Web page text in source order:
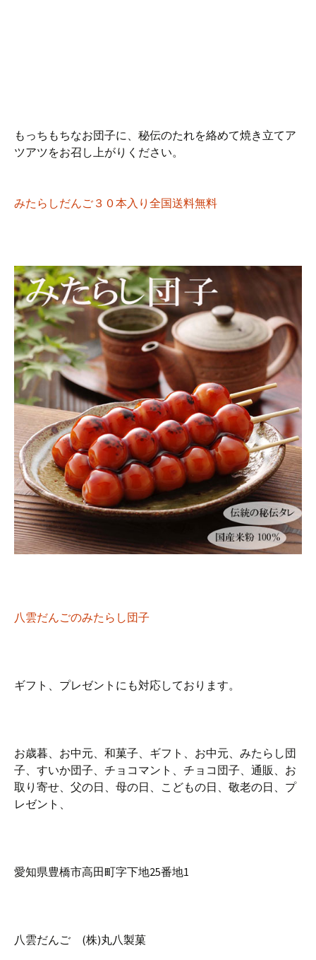
もっちもちなお団子に、秘伝のたれを絡めて焼き立てア
ツアツをお召し上がりください。
みたらしだんご３０本入り全国送料無料
八雲だんごのみたらし団子
ギフト、プレゼントにも対応しております。
お歳暮、お中元、和菓子、ギフト、お中元、みたらし団
子、すいか団子、チョコマント、チョコ団子、通販、お
取り寄せ、父の日、母の日、こどもの日、敬老の日、プ
レゼント、
愛知県豊橋市高田町字下地25番地1
八雲だんご (株)丸八製菓